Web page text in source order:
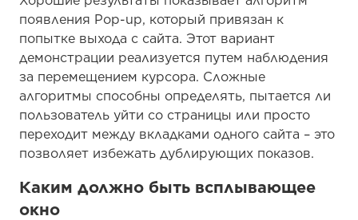
появления Pop-up, который привязан к
попытке выхода с сайта. Этот вариант
демонстрации реализуется путем наблюдения
за перемещением курсора. Сложные
алгоритмы способны определять, пытается ли
пользователь уйти со страницы или просто
переходит между вкладками одного сайта – это
позволяет избежать дублирующих показов.
Каким должно быть всплывающее
окно